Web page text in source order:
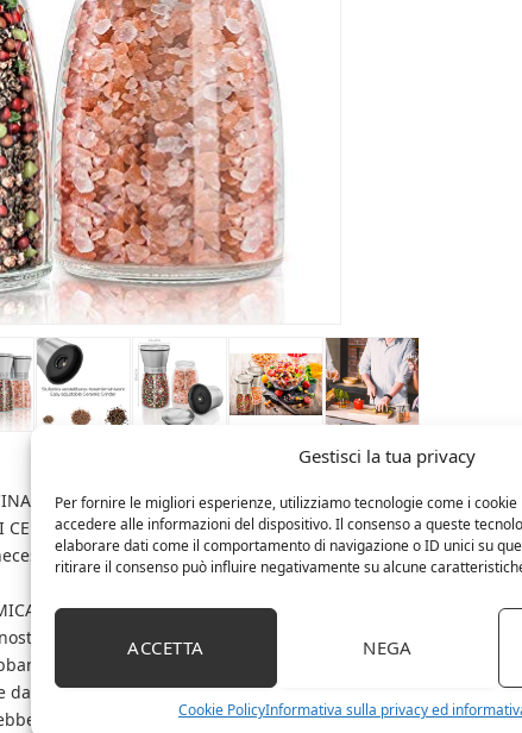
Gestisci la tua privacy
Per fornire le migliori esperienze, utilizziamo tecnologie come i
accedere alle informazioni del dispositivo. Il consenso a queste
elaborare dati come il comportamento di navigazione o ID unici su
ritirare il consenso può influire negativamente su alcune
ACCETTA NEGA
Cookie PolicyInformativa sulla privacy ed
SALE E PEPE CON 2 MULINI VUOTI PER SPEZIE IN VETRO E
CERAMICA REGOLABILE – Con questo set di macinatrici per
per condire in alta qualità. Circa 100 g di capacità, ad
ALTAMENTE EFFICIENTE E REGOLABILE IN CONTINUO –
macinatrice in ceramica regolabile all’ infinito vi permette
essere macinate grosse o fine – in pochissimo tempo,
maneggiare. I due coperchietti in acciaio inox assicurano
rimanere.